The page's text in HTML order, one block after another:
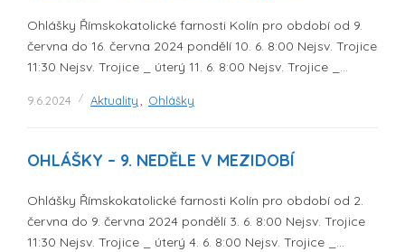
Ohlášky Římskokatolické farnosti Kolín pro období od 9.
června do 16. června 2024 pondělí 10. 6. 8:00 Nejsv. Trojice
11:30 Nejsv. Trojice _ úterý 11. 6. 8:00 Nejsv. Trojice _…
9.6.2024 Aktuality, Ohlášky
OHLÁŠKY – 9. NEDĚLE V MEZIDOBÍ
Ohlášky Římskokatolické farnosti Kolín pro období od 2.
června do 9. června 2024 pondělí 3. 6. 8:00 Nejsv. Trojice
11:30 Nejsv. Trojice _ úterý 4. 6. 8:00 Nejsv. Trojice _…